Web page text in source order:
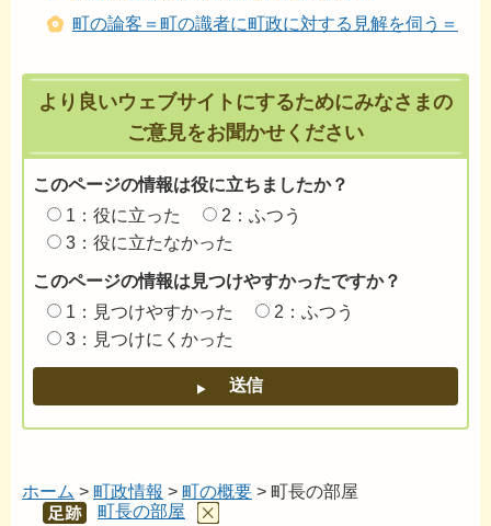
町の論客＝町の識者に町政に対する見解を伺う＝
より良いウェブサイトにするためにみなさまの
ご意見をお聞かせください
このページの情報は役に立ちましたか？
1：役に立った
2：ふつう
3：役に立たなかった
このページの情報は見つけやすかったですか？
1：見つけやすかった
2：ふつう
3：見つけにくかった
ホーム > 町政情報 > 町の概要 > 町長の部屋
あし
町長の部屋